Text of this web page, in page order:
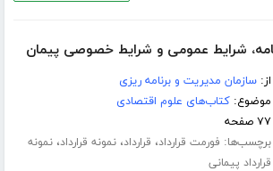
شرایط عمومی و شرایط خصوصی پیمان
از:سازمان مدیریت و برنامه ریزی
موضوع:کتاب‌های علوم اقتصادی
۷۷ صفحه
برچسب‌ها: فورمت قرارداد، قرارداد،نمونه قرارداد،نمونه
قرارداد پیمانی